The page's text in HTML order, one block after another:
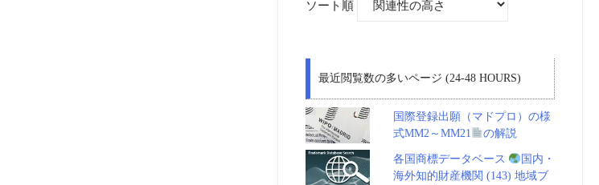
ソート順
最近閲覧数の多いページ (24-48 HOURS)
国際登録出願（マドプロ）の様
式MM2～MM21
の解説
各国商標データベース
国内・
海外知的財産機関 (143) 地域ブ